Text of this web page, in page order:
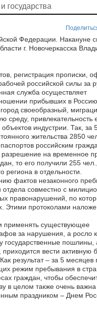
государства
Федерации. Накануне
г. Новочеркасска
регистрация прописки,
российской силы за
служба осуществляет
прибывших в
своеобразный,
среду, привлекательность
индустрии. Так, за
жительства 2850
российским
разрешение на временное
то его получили 255
региона в отдельности.
фактов незаконного
отдела совместно с
правонарушений, по
Этими протоколами
применять существующее
за нарушения, а росло
государственные
вести активную
результат – за 5 месяцев
режим пребывания в
граждан, чтобы
в целом также очень
праздником – Днем